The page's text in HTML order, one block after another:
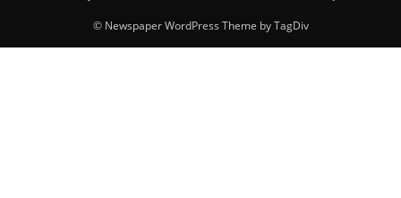
© Newspaper WordPress Theme by TagDiv